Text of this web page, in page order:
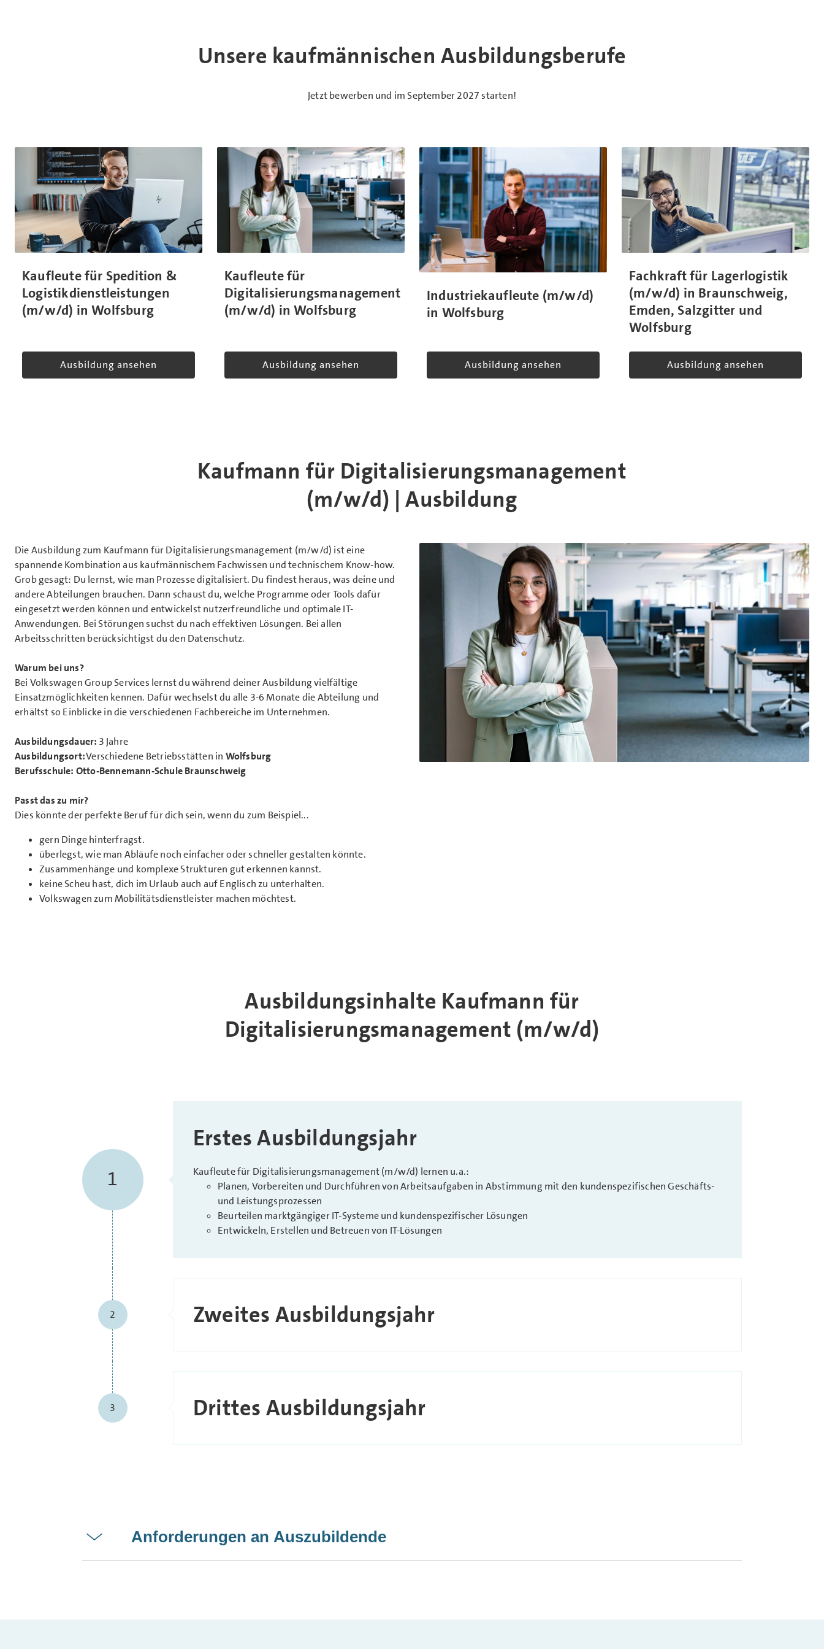
Unsere kaufmännischen Ausbildungsberufe
Jetzt bewerben und im September 2027 starten!
Kaufleute für Spedition &
Logistikdienstleistungen
(m/w/d) in Wolfsburg
Ausbildung ansehen
Kaufleute für
Digitalisierungsmanagement
(m/w/d) in Wolfsburg
Ausbildung ansehen
Industriekaufleute (m/w/d)
in Wolfsburg
Ausbildung ansehen
Fachkraft für Lagerlogistik
(m/w/d) in Braunschweig,
Emden, Salzgitter und
Wolfsburg
Ausbildung ansehen
Kaufmann für Digitalisierungsmanagement
(m/w/d) | Ausbildung
Die Ausbildung zum Kaufmann für Digitalisierungsmanagement (m/w/d) ist eine
spannende Kombination aus kaufmännischem Fachwissen und technischem Know-how.
Grob gesagt: Du lernst, wie man Prozesse digitalisiert. Du findest heraus, was deine und
andere Abteilungen brauchen. Dann schaust du, welche Programme oder Tools dafür
eingesetzt werden können und entwickelst nutzerfreundliche und optimale IT-
Anwendungen. Bei Störungen suchst du nach effektiven Lösungen. Bei allen
Arbeitsschritten berücksichtigst du den Datenschutz.
Warum bei uns?
Bei Volkswagen Group Services lernst du während deiner Ausbildung vielfältige
Einsatzmöglichkeiten kennen. Dafür wechselst du alle 3-6 Monate die Abteilung und
erhältst so Einblicke in die verschiedenen Fachbereiche im Unternehmen.
Ausbildungsdauer: 3 Jahre
Ausbildungsort:Verschiedene Betriebsstätten in Wolfsburg
Berufsschule: Otto-Bennemann-Schule Braunschweig
Passt das zu mir?
Dies könnte der perfekte Beruf für dich sein, wenn du zum Beispiel...
gern Dinge hinterfragst.
überlegst, wie man Abläufe noch einfacher oder schneller gestalten könnte.
Zusammenhänge und komplexe Strukturen gut erkennen kannst.
keine Scheu hast, dich im Urlaub auch auf Englisch zu unterhalten.
Volkswagen zum Mobilitätsdienstleister machen möchtest.
Ausbildungsinhalte Kaufmann für
Digitalisierungsmanagement (m/w/d)
1
Erstes Ausbildungsjahr
Kaufleute für Digitalisierungsmanagement (m/w/d) lernen u.a.:
Planen, Vorbereiten und Durchführen von Arbeitsaufgaben in Abstimmung mit den kundenspezifischen Geschäfts-
und Leistungsprozessen
Beurteilen marktgängiger IT-Systeme und kundenspezifischer Lösungen
Entwickeln, Erstellen und Betreuen von IT-Lösungen
2 Zweites Ausbildungsjahr
3 Drittes Ausbildungsjahr
Anforderungen an Auszubildende